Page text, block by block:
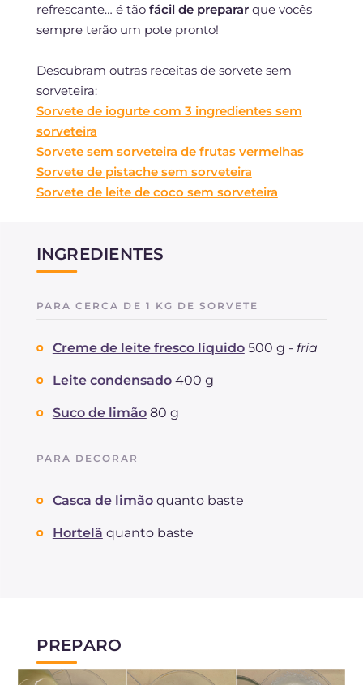
refrescante… é tão fácil de prepararque vocês
sempre terão um pote pronto!
Descubram outras receitas de sorvete sem
sorveteira:
Sorvete de iogurte com 3 ingredientes sem
sorveteira
Sorvete sem sorveteira de frutas vermelhas
Sorvete de pistache sem sorveteira
Sorvete de leite de coco sem sorveteira
INGREDIENTES
PARA CERCA DE 1 KG DE SORVETE
Creme de leite fresco líquido 500 g - fria
Leite condensado 400 g
Suco de limão 80 g
PARA DECORAR
Casca de limão quanto baste
Hortelã quanto baste
PREPARO